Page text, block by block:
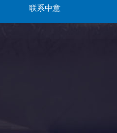
联系中意